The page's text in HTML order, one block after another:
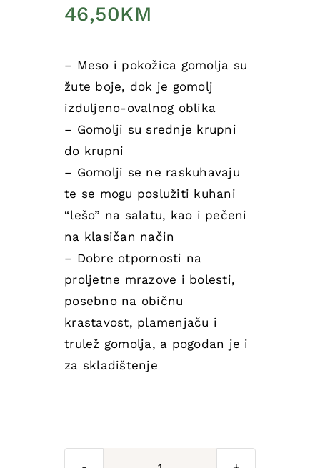
46,50KM
– Meso i pokožica gomolja su
žute boje, dok je gomolj
izduljeno-ovalnog oblika
– Gomolji su srednje krupni
do krupni
– Gomolji se ne raskuhavaju
te se mogu poslužiti kuhani
“lešo” na salatu, kao i pečeni
na klasičan način
– Dobre otpornosti na
proljetne mrazove i bolesti,
posebno na običnu
krastavost, plamenjaču i
trulež gomolja, a pogodan je i
za skladištenje